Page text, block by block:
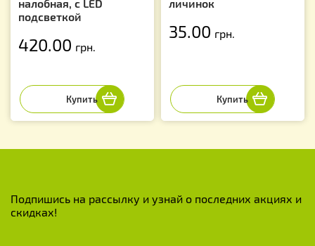
налобная, с LED
подсветкой
420.00 грн.
личинок
35.00 грн.
Подпишись на рассылку и узнай о последних акциях и
скидках!